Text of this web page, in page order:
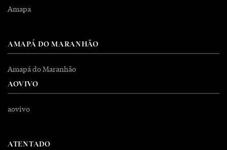
Amapa
AMAPÁ DO MARANHÃO
Amapá do Maranhão
AOVIVO
aovivo
ATENTADO